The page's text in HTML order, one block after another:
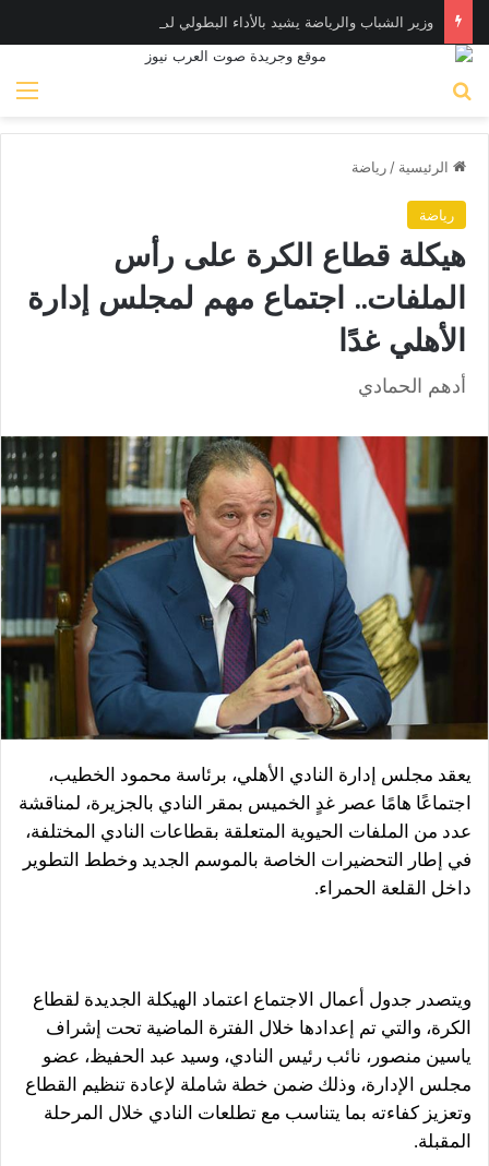
الرئيسية / رياضة
رياضة
هيكلة قطاع الكرة على رأس
الملفات.. اجتماع مهم لمجلس إدارة
الأهلي غدًا
أدهم الحمادي
يعقد مجلس إدارة النادي الأهلي، برئاسة محمود الخطيب،
اجتماعًا هامًا عصر غدٍ الخميس بمقر النادي بالجزيرة، لمناقشة
عدد من الملفات الحيوية المتعلقة بقطاعات النادي المختلفة،
في إطار التحضيرات الخاصة بالموسم الجديد وخطط التطوير
داخل القلعة الحمراء.
ويتصدر جدول أعمال الاجتماع اعتماد الهيكلة الجديدة لقطاع
الكرة، والتي تم إعدادها خلال الفترة الماضية تحت إشراف
ياسين منصور، نائب رئيس النادي، وسيد عبد الحفيظ، عضو
مجلس الإدارة، وذلك ضمن خطة شاملة لإعادة تنظيم القطاع
وتعزيز كفاءته بما يتناسب مع تطلعات النادي خلال المرحلة
المقبلة.